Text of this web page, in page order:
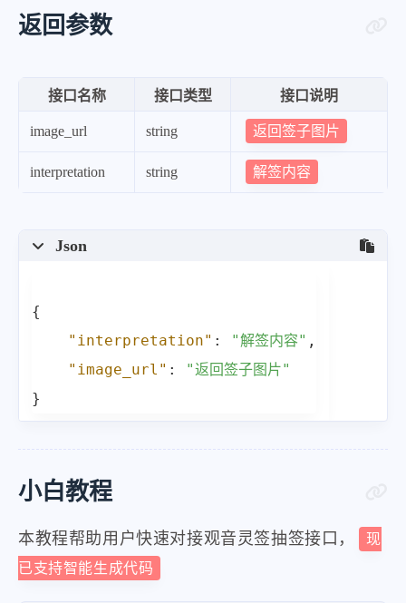
返回参数
接口名称 接口类型 接口说明
image_url string 返回签子图片
interpretation string 解签内容
Json
{
"interpretation" : "解签内容" ,
"image_url" :
"返回签子图片"
}
小白教程
本教程帮助用户快速对接观音灵签抽签接口，
现
已支持智能生成代码